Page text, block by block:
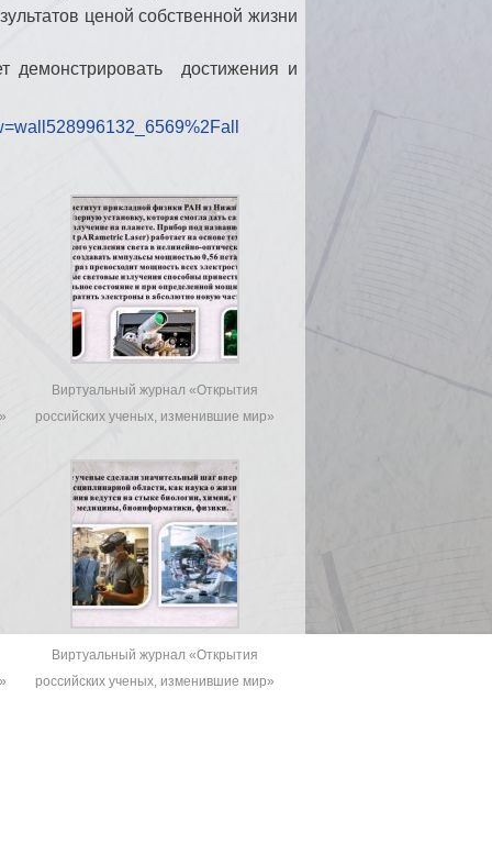
ценой собственной жизни
демонстрировать достижения и
Виртуальный журнал «Открытия
российских ученых, изменившие мир»
Виртуальный журнал «Открытия
российских ученых, изменившие мир»